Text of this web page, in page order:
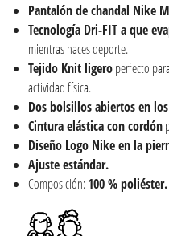
Pantalón de chandal Nike
Tecnología Dri-FIT a que
mientras haces deporte.
Tejido Knit ligeroperfecto
actividad física.
Dos bolsillos abiertos en
Cintura elástica con cordón
Diseño Logo Nike en la
Ajuste estándar.
Composición:100 % poliéster.